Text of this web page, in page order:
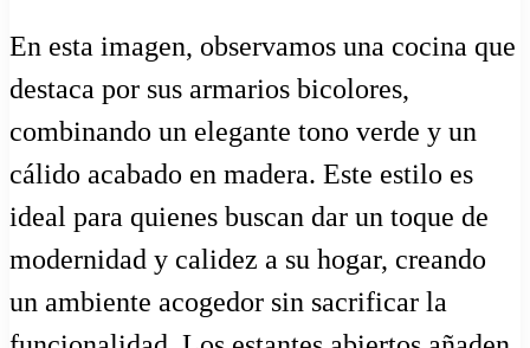
En esta imagen, observamos una cocina que
destaca por sus armarios bicolores,
combinando un elegante tono verde y un
cálido acabado en madera. Este estilo es
ideal para quienes buscan dar un toque de
modernidad y calidez a su hogar, creando
un ambiente acogedor sin sacrificar la